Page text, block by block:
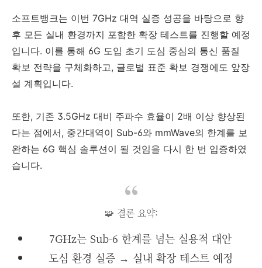
소프트뱅크는 이번 7GHz 대역 실증 성공을 바탕으로 향
후 모든 실내 환경까지 포함한 확장 테스트를 진행할 예정
입니다. 이를 통해 6G 도입 초기 도심 중심의 통신 품질
확보 전략을 구체화하고, 글로벌 표준 확보 경쟁에도 앞장
설 계획입니다.
또한, 기존 3.5GHz 대비 주파수 효율이 2배 이상 향상된
다는 점에서, 중간대역이 Sub-6와 mmWave의 한계를 보
완하는 6G 핵심 솔루션이 될 것임을 다시 한 번 입증하였
습니다.
🧩 결론 요약:
7GHz는 Sub-6 한계를 넘는 실용적 대안
도심 환경 실증 → 실내 확장 테스트 예정